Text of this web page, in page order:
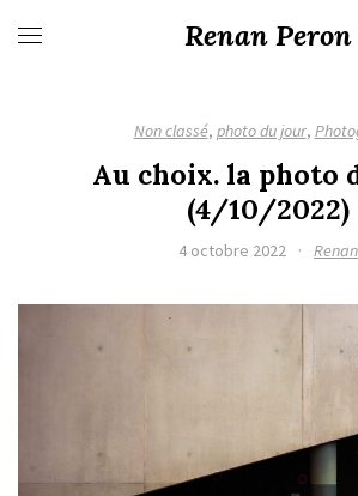
Renan Peron
Non classé, photo du jour,
Au choix. la photo
(4/10/2022)
4 octobre 2022 · Renan